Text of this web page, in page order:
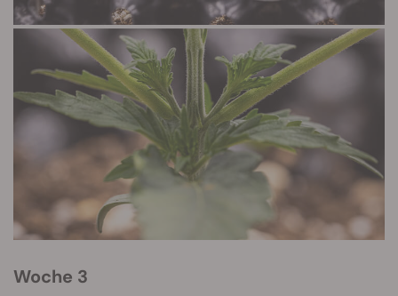
Woche 3